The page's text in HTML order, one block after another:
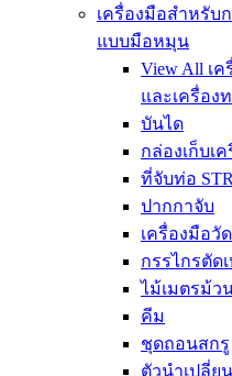
เครื่องมือสำหรับ
แบบมือหมุน
View All เ
และเครื่อง
บันได
กล่องเก็บเ
ที่จับท่อ
ปากกาจับ
เครื่องมือวั
กรรไกรตัด
ไม้เมตรม้ว
คีม
ชุดถอนสกรู
ตัวนำเปลี่ย